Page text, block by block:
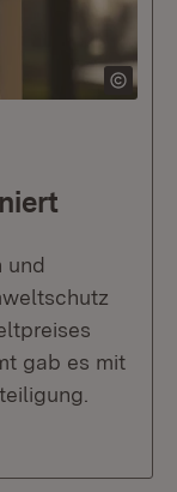
und
gab es mit